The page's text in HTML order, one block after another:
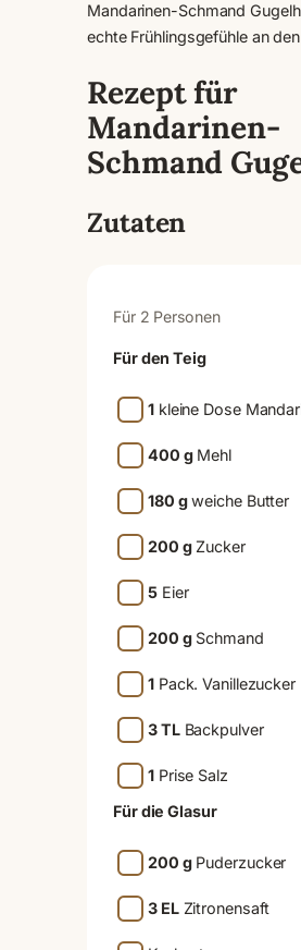
Mandarinen-Schmand
echte Frühlingsgefühle an
Rezept für
Mandarinen-
Schmand
Zutaten
Für 2 Personen
Für den Teig
1kleine Dose
400 gMehl
180 gweiche Butter
200 gZucker
5Eier
200 gSchmand
1Pack. Vanillezucker
3 TLBackpulver
1Prise Salz
Für die Glasur
200 gPuderzucker
3 ELZitronensaft